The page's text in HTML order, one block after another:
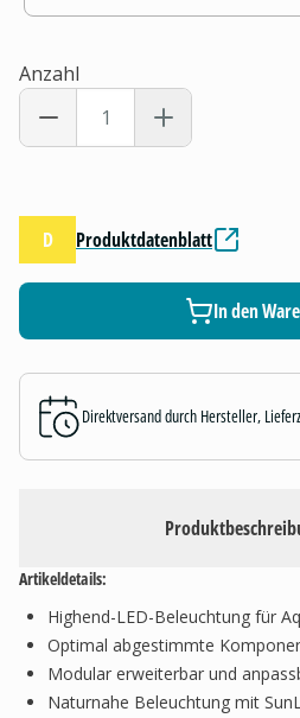
Artikeldetails:
Highend-LED-Beleuchtung für
Optimal abgestimmte
Modular erweiterbar und
Naturnahe Beleuchtung mit
Anzahl
D Produktdatenblatt
In den
Direktversand durch Hersteller,